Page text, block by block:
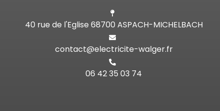
40 rue de l'Eglise 68700 ASPACH-MICHELBACH
contact@electricite-walger.fr
06 42 35 03 74